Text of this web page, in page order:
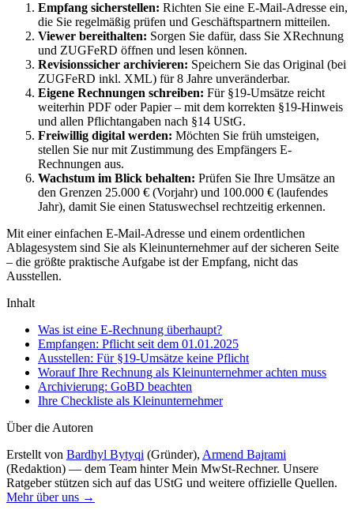
Empfang sicherstellen: Richten Sie eine E-Mail-Adresse ein,
die Sie regelmäßig prüfen und Geschäftspartnern mitteilen.
Viewer bereithalten: Sorgen Sie dafür, dass Sie XRechnung
und ZUGFeRD öffnen und lesen können.
Revisionssicher archivieren: Speichern Sie das Original (bei
ZUGFeRD inkl. XML) für 8 Jahre unveränderbar.
Eigene Rechnungen schreiben: Für §19-Umsätze reicht
weiterhin PDF oder Papier – mit dem korrekten §19-Hinweis
und allen Pflichtangaben nach §14 UStG.
Freiwillig digital werden: Möchten Sie früh umsteigen,
stellen Sie nur mit Zustimmung des Empfängers E-
Rechnungen aus.
Wachstum im Blick behalten: Prüfen Sie Ihre Umsätze an
den Grenzen 25.000 € (Vorjahr) und 100.000 € (laufendes
Jahr), damit Sie einen Statuswechsel rechtzeitig erkennen.
Mit einer einfachen E-Mail-Adresse und einem ordentlichen
Ablagesystem sind Sie als Kleinunternehmer auf der sicheren Seite
– die größte praktische Aufgabe ist der Empfang, nicht das
Ausstellen.
Inhalt
Was ist eine E-Rechnung überhaupt?
Empfangen: Pflicht seit dem 01.01.2025
Ausstellen: Für §19-Umsätze keine Pflicht
Worauf Ihre Rechnung als Kleinunternehmer achten muss
Archivierung: GoBD beachten
Ihre Checkliste als Kleinunternehmer
Über die Autoren
Erstellt von Bardhyl Bytyqi (Gründer), Armend Bajrami
(Redaktion) — dem Team hinter Mein MwSt-Rechner. Unsere
Ratgeber stützen sich auf das UStG und weitere offizielle Quellen.
Mehr über uns →